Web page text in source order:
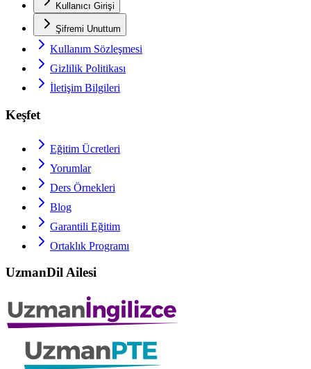
Kullanıcı Girişi
Şifremi Unuttum
Kullanım Sözleşmesi
Gizlilik Politikası
İletişim Bilgileri
Keşfet
Eğitim Ücretleri
Yorumlar
Ders Örnekleri
Blog
Garantili Eğitim
Ortaklık Programı
UzmanDil Ailesi